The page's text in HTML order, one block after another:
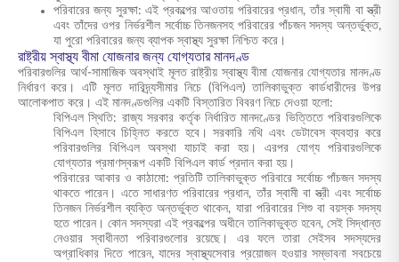
পরিবারের জন্য সুরক্ষা: এই প্রকল্পের আওতায় পরিবারের প্রধান, তাঁর স্বামী বা স্ত্রী
এবং তাঁদের ওপর নির্ভরশীল সর্বোচ্চ তিনজনসহ পরিবারের পাঁচজন সদস্য অন্তর্ভুক্ত,
যা পুরো পরিবারের জন্য ব্যাপক স্বাস্থ্য সুরক্ষা নিশ্চিত করে।
রাষ্ট্রীয় স্বাস্থ্য বীমা যোজনার জন্য যোগ্যতার মানদণ্ড
পরিবারগুলির আর্থ-সামাজিক অবস্থাই মূলত রাষ্ট্রীয় স্বাস্থ্য বীমা যোজনার যোগ্যতার মানদণ্ড
নির্ধারণ করে। এটি মূলত দারিদ্র্যসীমার নিচে (বিপিএল) তালিকাভুক্ত কার্ডধারীদের উপর
আলোকপাত করে। এই মানদণ্ডগুলির একটি বিস্তারিত বিবরণ নিচে দেওয়া হলো:
বিপিএল স্থিতি: রাজ্য সরকার কর্তৃক নির্ধারিত মানদণ্ডের ভিত্তিতে পরিবারগুলিকে
বিপিএল হিসাবে চিহ্নিত করতে হবে। সরকারি নথি এবং ডেটাবেস ব্যবহার করে
পরিবারগুলির বিপিএল অবস্থা যাচাই করা হয়। এরপর যোগ্য পরিবারগুলিকে
যোগ্যতার প্রমাণস্বরূপ একটি বিপিএল কার্ড প্রদান করা হয়।
পরিবারের আকার ও কাঠামো: প্রতিটি তালিকাভুক্ত পরিবারে সর্বোচ্চ পাঁচজন সদস্য
থাকতে পারেন। এতে সাধারণত পরিবারের প্রধান, তাঁর স্বামী বা স্ত্রী এবং সর্বোচ্চ
তিনজন নির্ভরশীল ব্যক্তি অন্তর্ভুক্ত থাকেন, যারা পরিবারের শিশু বা বয়স্ক সদস্য
হতে পারেন। কোন সদস্যরা এই প্রকল্পের অধীনে তালিকাভুক্ত হবেন, সেই সিদ্ধান্ত
নেওয়ার স্বাধীনতা পরিবারগুলোর রয়েছে। এর ফলে তারা সেইসব সদস্যদের
অগ্রাধিকার দিতে পারেন, যাদের স্বাস্থ্যসেবার প্রয়োজন হওয়ার সম্ভাবনা সবচেয়ে